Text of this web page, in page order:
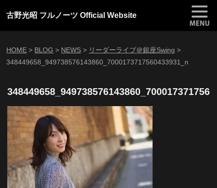
古野光昭 フルノーツ Official Website
HOME > BLOG > NEWS > リーダーライブ＠銀座Swing >
348449658_949738576143860_7000173717560433931_n